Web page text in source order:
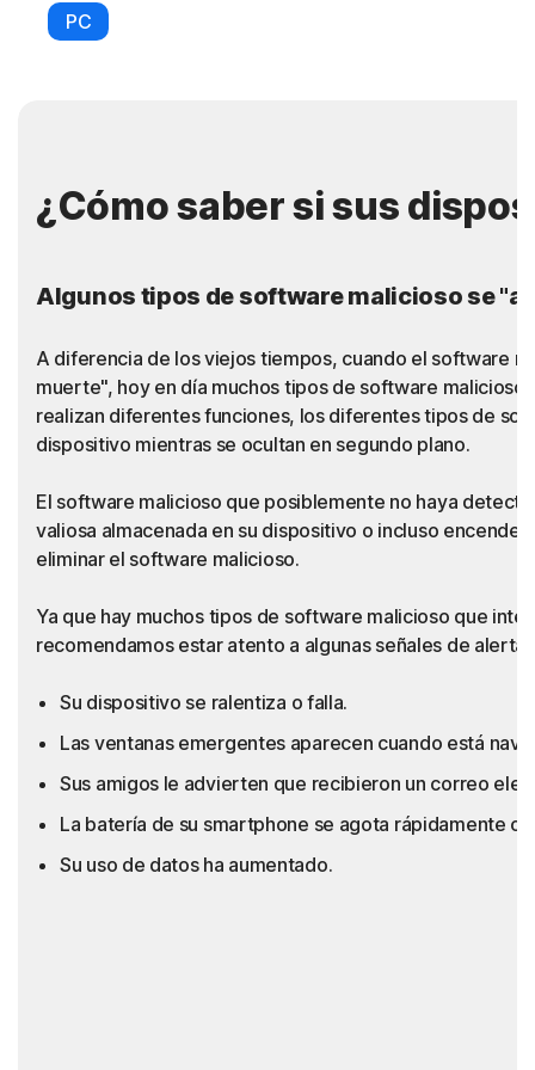
PC
¿Cómo saber si sus
Algunos tipos de software malicioso se
A diferencia de los viejos tiempos, cuando el software
muerte", hoy en día muchos tipos de software
realizan diferentes funciones, los diferentes tipos de
dispositivo mientras se ocultan en segundo plano.
El software malicioso que posiblemente no haya
valiosa almacenada en su dispositivo o incluso
eliminar el software malicioso.
Ya que hay muchos tipos de software malicioso que
recomendamos estar atento a algunas señales de
Su dispositivo se ralentiza o falla.
Las ventanas emergentes aparecen cuando está
Sus amigos le advierten que recibieron un correo
La batería de su smartphone se agota rápidamente
Su uso de datos ha aumentado.